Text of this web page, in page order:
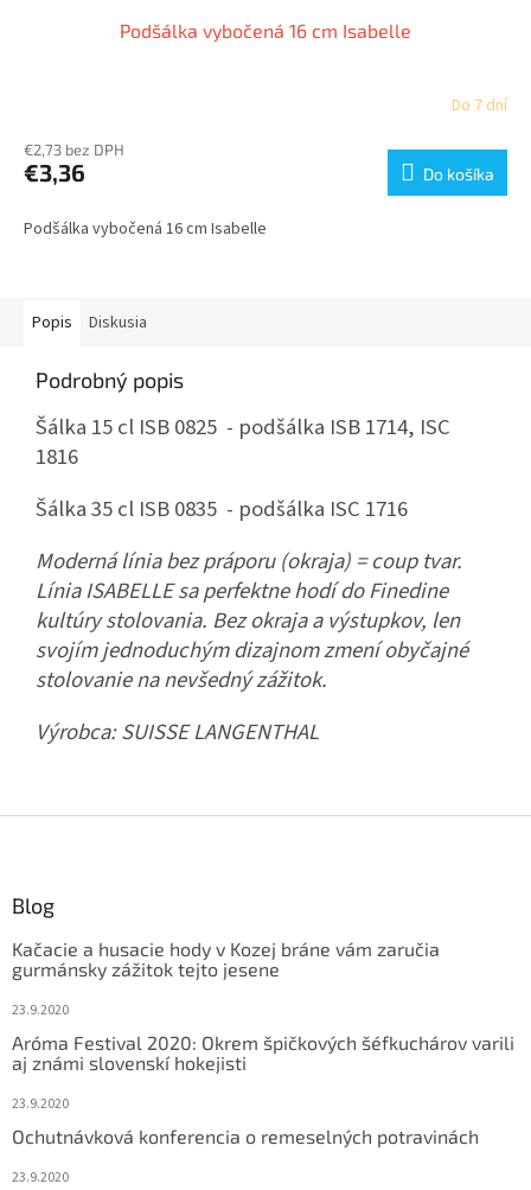
Podšálka vybočená 16 cm Isabelle
Do 7 dní
€2,73 bez DPH
€3,36 Do košíka
Podšálka vybočená 16 cm Isabelle
Popis Diskusia
Podrobný popis
Šálka 15 cl ISB 0825 - podšálka ISB 1714, ISC
1816
Šálka 35 cl ISB 0835 - podšálka ISC 1716
Moderná línia bez práporu (okraja) = coup tvar.
Línia ISABELLE sa perfektne hodí do Finedine
kultúry stolovania. Bez okraja a výstupkov, len
svojím jednoduchým dizajnom zmení obyčajné
stolovanie na nevšedný zážitok.
Výrobca:SUISSE LANGENTHAL
Blog
Kačacie a husacie hody v Kozej bráne vám zaručia
gurmánsky zážitok tejto jesene
23.9.2020
Aróma Festival 2020: Okrem špičkových šéfkuchárov varili
aj známi slovenskí hokejisti
23.9.2020
Ochutnávková konferencia o remeselných potravinách
23.9.2020